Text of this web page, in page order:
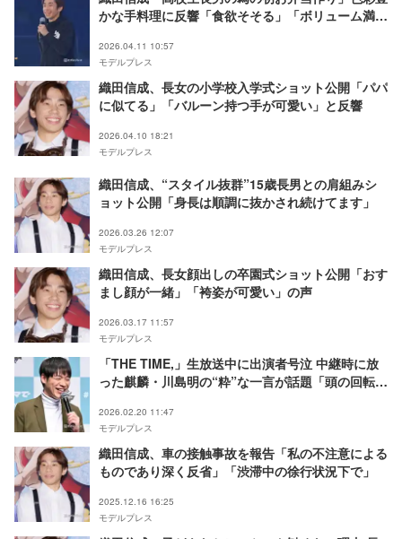
かな手料理に反響「食欲そそる」「ボリューム満
2026.04.11 10:57
モデルプレス
織田信成、長女の小学校入学式ショット公開「パパ
に似てる」「バルーン持つ手が可愛い」と反響
2026.04.10 18:21
モデルプレス
織田信成、“スタイル抜群”15歳長男との肩組みシ
ョット公開「身長は順調に抜かされ続けてます」
2026.03.26 12:07
モデルプレス
織田信成、長女顔出しの卒園式ショット公開「おす
まし顔が一緒」「袴姿が可愛い」の声
2026.03.17 11:57
モデルプレス
「THE TIME,」生放送中に出演者号泣 中継時に放
った麒麟・川島明の“粋”な一言が話題「頭の回転速
2026.02.20 11:47
モデルプレス
織田信成、車の接触事故を報告「私の不注意による
ものであり深く反省」「渋滞中の徐行状況下で」
2025.12.16 16:25
モデルプレス